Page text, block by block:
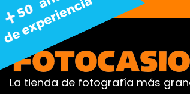
La tienda de fotografía más